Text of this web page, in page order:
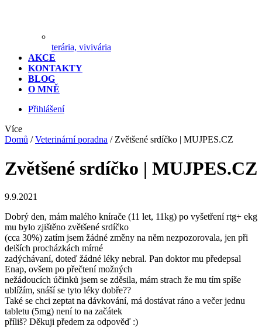
terária, vivivária
AKCE
KONTAKTY
BLOG
O MNĚ
Přihlášení
Více
Domů / Veterinární poradna / Zvětšené srdíčko | MUJPES.CZ
Zvětšené srdíčko | MUJPES.CZ
9.9.2021
Dobrý den, mám malého knírače (11 let, 11kg) po vyšetření rtg+ ekg
mu bylo zjištěno zvětšené srdíčko
(cca 30%) zatím jsem žádné změny na něm nezpozorovala, jen při
delších procházkách mírné
zadýchávaní, doteď žádné léky nebral. Pan doktor mu předepsal
Enap, ovšem po přečtení možných
nežádoucích účinků jsem se zděsila, mám strach že mu tím spíše
ublížím, snáší se tyto léky dobře??
Také se chci zeptat na dávkování, má dostávat ráno a večer jednu
tabletu (5mg) není to na začátek
příliš? Děkuji předem za odpověď :)